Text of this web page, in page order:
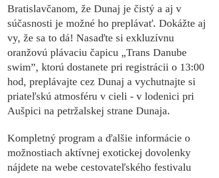
Bratislavčanom, že Dunaj je čistý a aj v
súčasnosti je možné ho preplávať. Dokážte aj
vy, že sa to dá! Nasaďte si exkluzívnu
oranžovú plávaciu čapicu „Trans Danube
swim”, ktorú dostanete pri registrácii o 13:00
hod, preplávajte cez Dunaj a vychutnajte si
priateľskú atmosféru v cieli - v lodenici pri
Aušpici na petržalskej strane Dunaja.
Kompletný program a ďalšie informácie o
možnostiach aktívnej exotickej dovolenky
nájdete na webe cestovateľského festivalu